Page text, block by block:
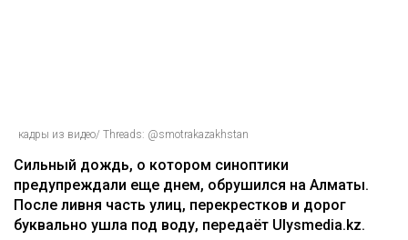
кадры из видео/ Threads: @smotrakazakhstan
Сильный дождь, о котором синоптики
предупреждали еще днем, обрушился на Алматы.
После ливня часть улиц, перекрестков и дорог
буквально ушла под воду, передаёт Ulysmedia.kz.